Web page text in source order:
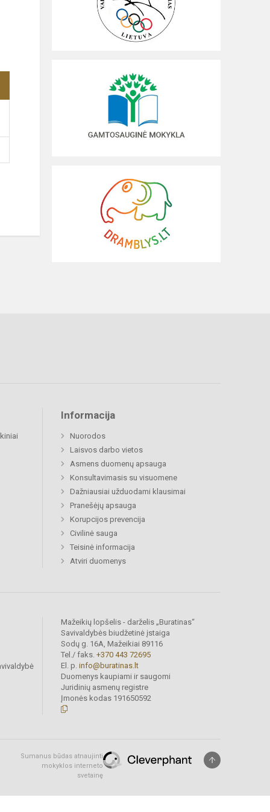
Informacija
Nuorodos
Laisvos darbo vietos
Asmens duomenų apsauga
Konsultavimasis su visuomene
Dažniausiai užduodami klausimai
Pranešėjų apsauga
Korupcijos prevencija
Civilinė sauga
Teisinė informacija
Atviri duomenys
Mažeikių lopšelis - darželis „Buratinas“
Savivaldybės biudžetinė įstaiga
Sodų g. 16A, Mažeikiai 89116
Tel./ faks. +370 443 72695
El. p. info@buratinas.lt
Duomenys kaupiami ir saugomi
Juridinių asmenų registre
Įmonės kodas 191650592
Sumanus būdas atnaujinti
mokyklos interneto
svetainę